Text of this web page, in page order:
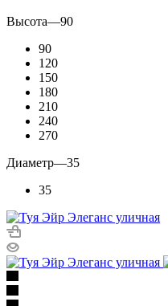
Высота—90
90
120
150
180
210
240
270
Диаметр—35
35